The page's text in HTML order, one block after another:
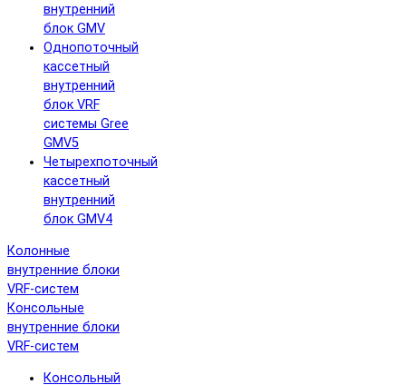
внутренний
блок GMV
Однопоточный
кассетный
внутренний
блок VRF
системы Gree
GMV5
Четырехпоточный
кассетный
внутренний
блок GMV4
Колонные
внутренние блоки
VRF-систем
Консольные
внутренние блоки
VRF-систем
Консольный